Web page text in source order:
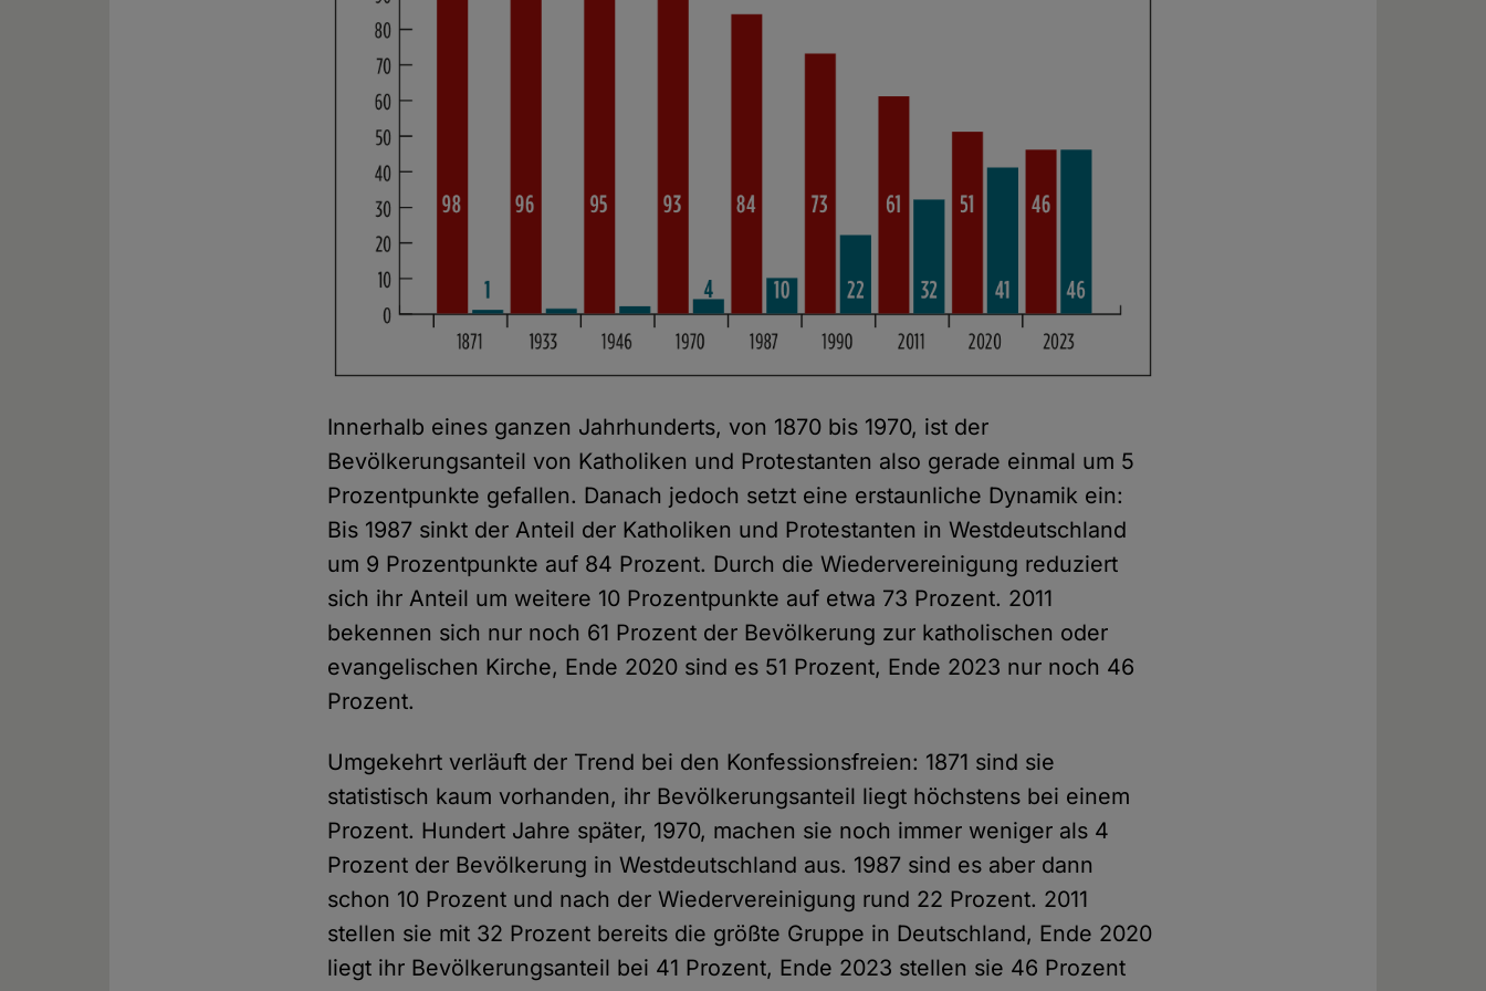
Innerhalb eines ganzen Jahrhunderts, von 1870 bis 1970, ist der
Bevölkerungsanteil von Katholiken und Protestanten also gerade einmal um 5
Prozentpunkte gefallen. Danach jedoch setzt eine erstaunliche Dynamik ein:
Bis 1987 sinkt der Anteil der Katholiken und Protestanten in Westdeutschland
um 9 Prozentpunkte auf 84 Prozent. Durch die Wiedervereinigung reduziert
sich ihr Anteil um weitere 10 Prozentpunkte auf etwa 73 Prozent. 2011
bekennen sich nur noch 61 Prozent der Bevölkerung zur katholischen oder
evangelischen Kirche, Ende 2020 sind es 51 Prozent, Ende 2023 nur noch 46
Prozent.
Umgekehrt verläuft der Trend bei den Konfessionsfreien: 1871 sind sie
statistisch kaum vorhanden, ihr Bevölkerungsanteil liegt höchstens bei einem
Prozent. Hundert Jahre später, 1970, machen sie noch immer weniger als 4
Prozent der Bevölkerung in Westdeutschland aus. 1987 sind es aber dann
schon 10 Prozent und nach der Wiedervereinigung rund 22 Prozent. 2011
stellen sie mit 32 Prozent bereits die größte Gruppe in Deutschland, Ende 2020
liegt ihr Bevölkerungsanteil bei 41 Prozent, Ende 2023 stellen sie 46 Prozent